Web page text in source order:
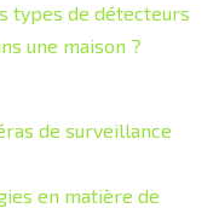
types de détecteurs
une maison ?
de surveillance
en matière de